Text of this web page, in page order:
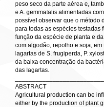
peso seco da parte aérea e,
e A. gemmatalis alimentadas
possível observar que o método
para todas as espécies testadas
função da espécie de planta e
com algodão, repolho e soja,
lagartas de S. frugiperda, P.
da baixa concentração da
das lagartas.
ABSTRACT
Agricultural production can be
either by the production of plant